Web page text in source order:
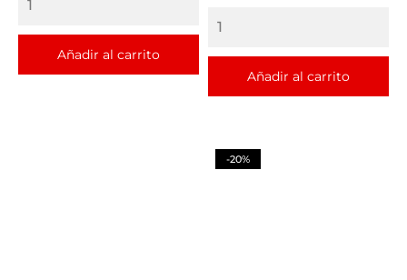
Añadir al carrito
Añadir al carrito
-20%